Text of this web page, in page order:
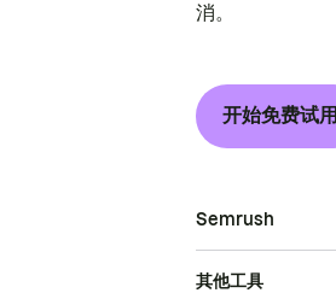
消。
开始免费试用
Semrush
其他工具